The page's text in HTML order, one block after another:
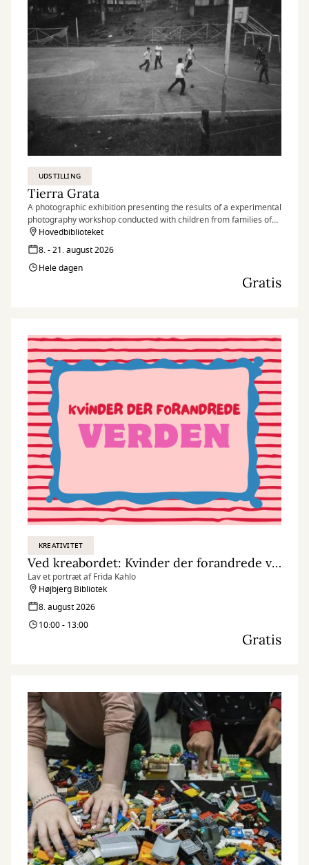
UDSTILLING
Tierra Grata
A photographic exhibition presenting the results of a experimental
photography workshop conducted with children from families of
peace signatories and nearby communities in the village of Tierra
Grata, in the Serranía del Perijá region of Colombia.
Hovedbiblioteket
8. - 21. august 2026
Hele dagen
Gratis
KREATIVITET
Ved kreabordet: Kvinder der forandrede verden
Lav et portræt af Frida Kahlo
Højbjerg Bibliotek
8. august 2026
10:00 - 13:00
Gratis